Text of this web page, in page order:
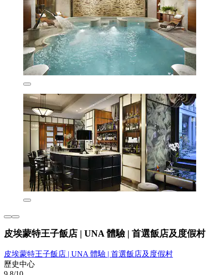
皮埃蒙特王子飯店 | UNA 體驗 | 首選飯店及度假村
皮埃蒙特王子飯店 | UNA 體驗 | 首選飯店及度假村
歷史中心